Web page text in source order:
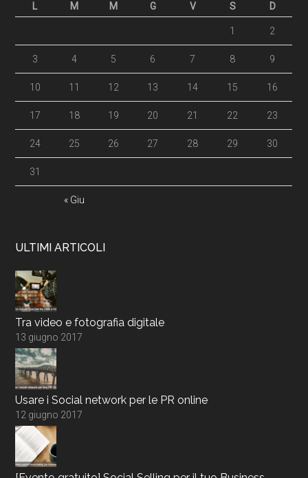
L
M M G V S D
« Giu
1 2
3 4 5 6 7 8 9
10 11 12 13 14 15 16
17 18 19 20 21 22 23
24 25 26 27 28 29 30
31
ULTIMI ARTICOLI
Tra video e fotografia digitale
13 giugno 2017
Usare i Social network per le PR online
12 giugno 2017